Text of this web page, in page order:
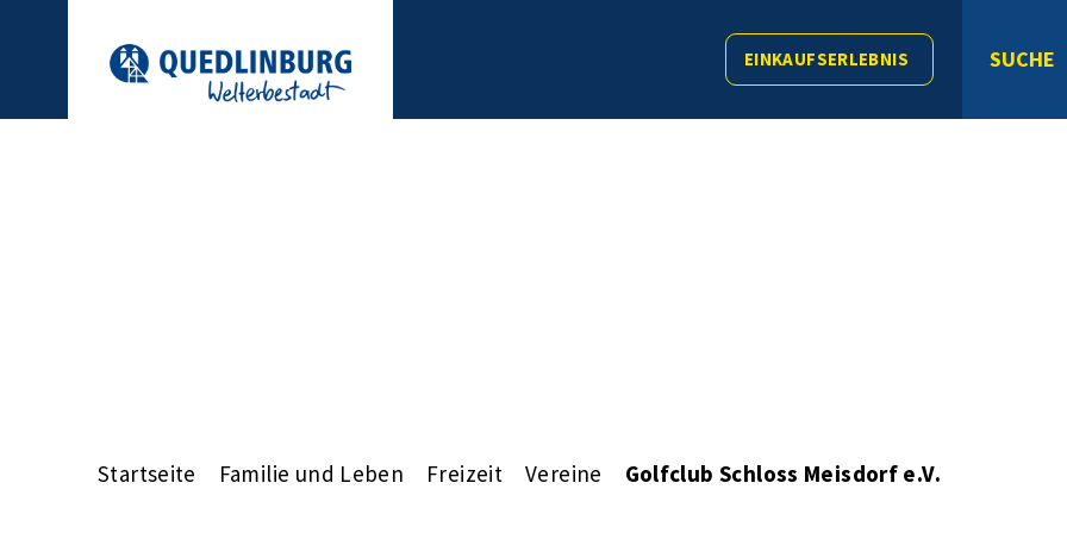
EINKAUFSERLEBNIS SUCHE
Startseite Familie und Leben Freizeit Vereine Golfclub Schloss Meisdorf e.V.